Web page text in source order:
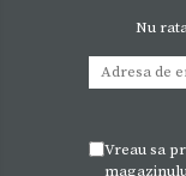
Nu
Vreau sa